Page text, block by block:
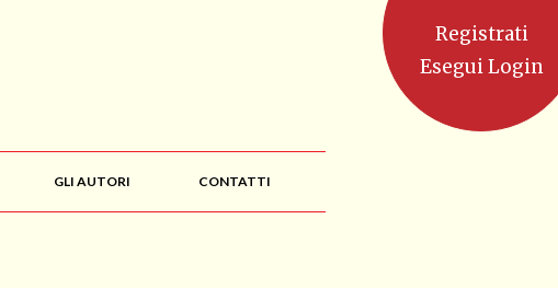
GLI AUTORI CONTATTI
Registrati
Esegui Login